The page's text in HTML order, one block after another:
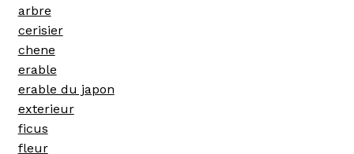
arbre
cerisier
chene
erable
erable du japon
exterieur
ficus
fleur